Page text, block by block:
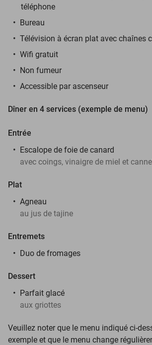
téléphone
Bureau
Télévision à écran plat avec chaînes
Wifi gratuit
Non fumeur
Accessible par ascenseur
Dîner en 4 services (exemple de menu)
Entrée
Escalope de foie de canard
avec coings, vinaigre de miel et
Plat
Agneau
au jus de tajine
Entremets
Duo de fromages
Dessert
Parfait glacé
aux griottes
Veuillez noter que le menu indiqué ci-
exemple et que le menu change